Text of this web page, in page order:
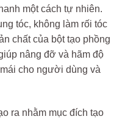
một cách tự nhiên.
tóc, không làm rối tóc
chất của bột tạo phồng
nâng đỡ và hãm độ
cho người dùng và
ra nhằm mục đích tạo